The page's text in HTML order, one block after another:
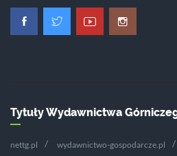
Tytuły Wydawnictwa
nettg.pl wydawnictwo-gospodarcze.pl